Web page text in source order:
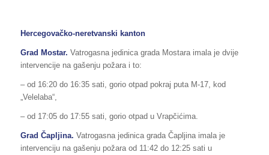
Hercegovačko-neretvanski kanton
Grad Mostar. Vatrogasna jedinica grada Mostara imala je dvije
intervencije na gašenju požara i to:
– od 16:20 do 16:35 sati, gorio otpad pokraj puta M-17, kod
„Velelaba“,
– od 17:05 do 17:55 sati, gorio otpad u Vrapčićima.
Grad Čapljina. Vatrogasna jedinica grada Čapljina imala je
intervenciju na gašenju požara od 11:42 do 12:25 sati u